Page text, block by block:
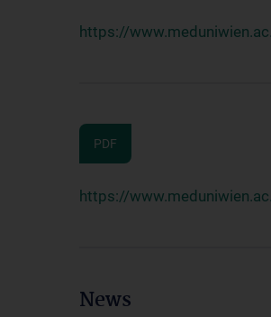
https://
PDF
https://
News